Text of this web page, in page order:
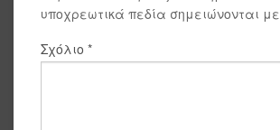
υποχρεωτικά πεδία σημειώνονται με
Σχόλιο *